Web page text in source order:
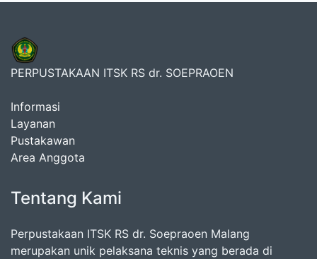
PERPUSTAKAAN ITSK RS dr. SOEPRAOEN
Informasi
Layanan
Pustakawan
Area Anggota
Tentang Kami
Perpustakaan ITSK RS dr. Soepraoen Malang
merupakan unik pelaksana teknis yang berada di